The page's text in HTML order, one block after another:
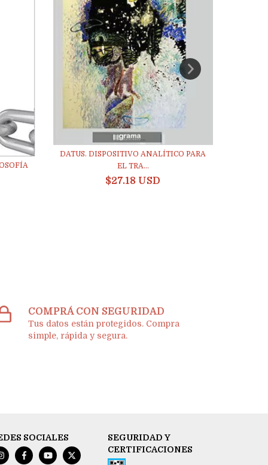
DATUS. DISPOSITIVO ANALÍTICO PARA
EL TRA...
$27.18 USD
COMPRÁ CON SEGURIDAD
Tus datos están protegidos. Compra
simple, rápida y segura.
SOCIALES
SEGURIDAD Y
CERTIFICACIONES